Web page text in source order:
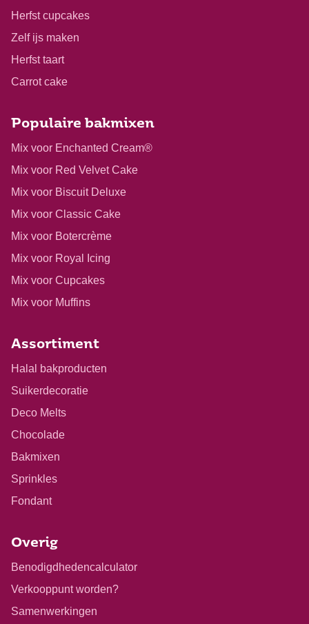
Herfst cupcakes
Zelf ijs maken
Herfst taart
Carrot cake
Populaire bakmixen
Mix voor Enchanted Cream®
Mix voor Red Velvet Cake
Mix voor Biscuit Deluxe
Mix voor Classic Cake
Mix voor Botercrème
Mix voor Royal Icing
Mix voor Cupcakes
Mix voor Muffins
Assortiment
Halal bakproducten
Suikerdecoratie
Deco Melts
Chocolade
Bakmixen
Sprinkles
Fondant
Overig
Benodigdhedencalculator
Verkooppunt worden?
Samenwerkingen